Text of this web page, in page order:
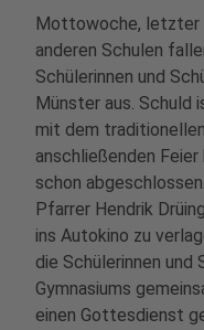
Mottowoche, letzter
anderen Schulen
Schülerinnen und
Münster aus. Schuld
mit dem
anschließenden
schon
Pfarrer Hendrik
ins Autokino zu
die Schülerinnen und
Gymnasiums
einen Gottesdienst